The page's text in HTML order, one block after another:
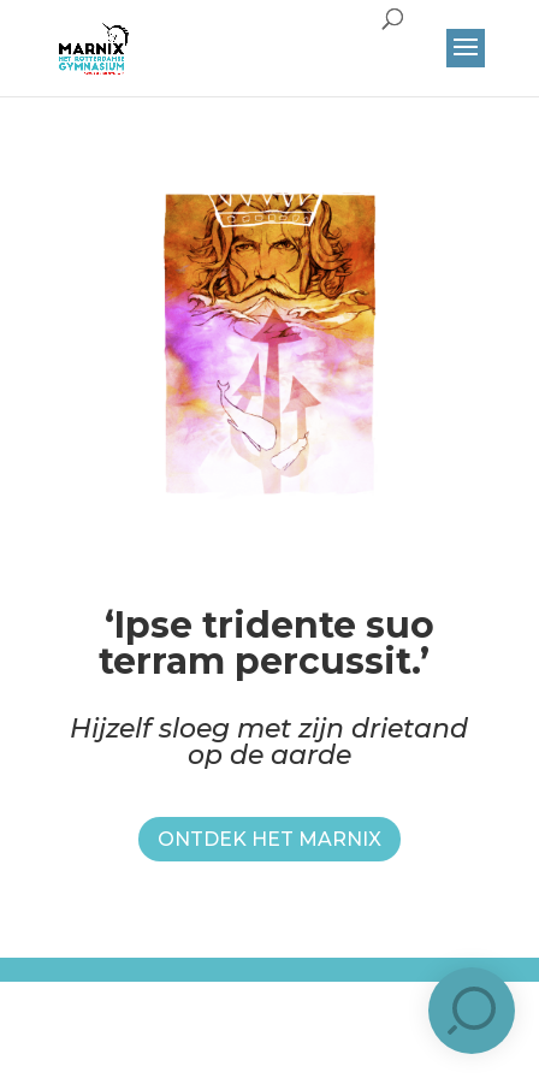
‘Ipse tridente suo
terram percussit.’
Hijzelf sloeg met zijn drietand
op de aarde
ONTDEK HET MARNIX
2019 - een idee vanBrûlée